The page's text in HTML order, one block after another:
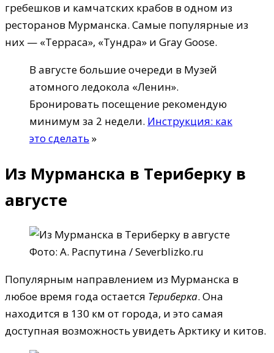
гребешков и камчатских крабов в одном из
ресторанов Мурманска. Самые популярные из
них — «Терраса», «Тундра» и Gray Goose.
В августе большие очереди в Музей
атомного ледокола «Ленин».
Бронировать посещение рекомендую
минимум за 2 недели. Инструкция: как
это сделать »
Из Мурманска в Териберку в
августе
Фото: А. Распутина / Severblizko.ru
Популярным направлением из Мурманска в
любое время года остается Териберка. Она
находится в 130 км от города, и это самая
доступная возможность увидеть Арктику и китов.